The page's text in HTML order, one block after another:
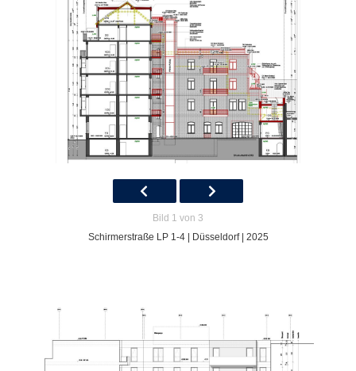
Bild 1 von 3
Schirmerstraße LP 1-4 | Düsseldorf | 2025